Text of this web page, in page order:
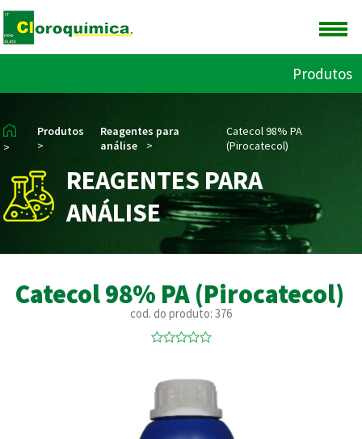
Produtos
>
Produtos
>
Reagentes para
análise
>
Catecol 98% PA
(Pirocatecol)
REAGENTES PARA
ANÁLISE
Catecol 98% PA (Pirocatecol)
cod. do produto: 376